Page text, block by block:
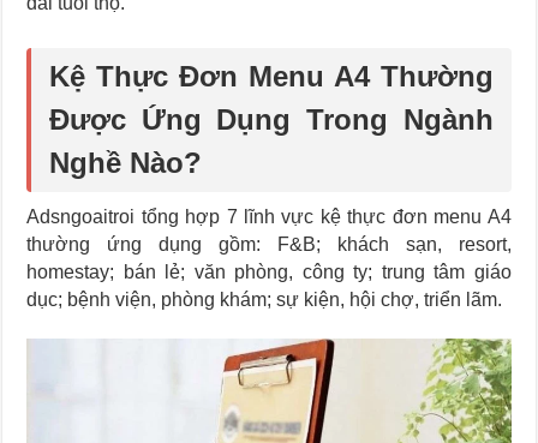
Kệ Thực Đơn Menu A4 Thường
Được Ứng Dụng Trong Ngành
Nghề Nào?
Adsngoaitroi tổng hợp 7 lĩnh vực kệ thực đơn menu A4
thường ứng dụng gồm: F&B; khách sạn, resort,
homestay; bán lẻ; văn phòng, công ty; trung tâm giáo
dục; bệnh viện, phòng khám; sự kiện, hội chợ, triển lãm.